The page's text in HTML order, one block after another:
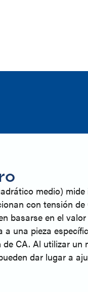
medio)
con tensión
basarse en el
una pieza
CA. Al utilizar
dar lugar a